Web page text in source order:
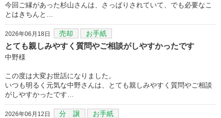
今回ご縁があった杉山さんは、さっぱりされていて、でも必要なこ
とはきちんと…
2026年06月18日 売却 お手紙
とても親しみやすく質問やご相談がしやすかったです
中野様
この度は大変お世話になりました。
いつも明るく元気な中野さんは、とても親しみやすく質問やご相談
がしやすかったです…
2026年06月12日 分 譲 お手紙